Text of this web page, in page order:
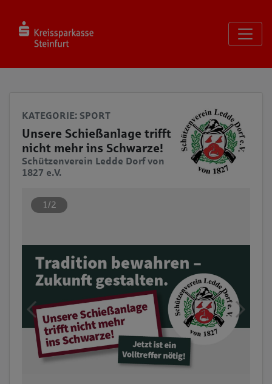
KATEGORIE: SPORT
Unsere Schießanlage trifft
nicht mehr ins Schwarze!
Schützenverein Ledde Dorf von
1827 e.V.
1/2